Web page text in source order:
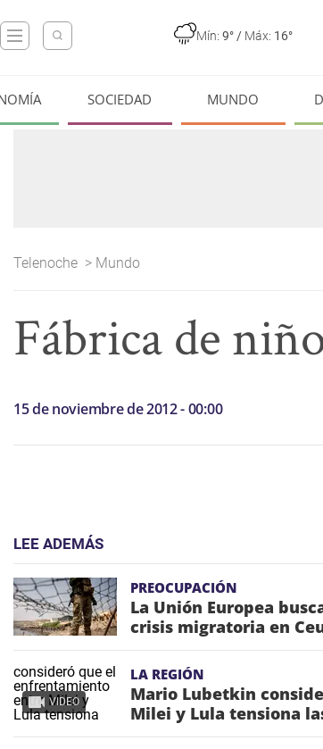
Mín: 9° / Máx: 16°
SOCIEDAD MUNDO
Telenoche > Mundo
Fábrica de
15 de noviembre de 2012 - 00:00
LEE ADEMÁS
PREOCUPACIÓN
La Unión Europea
crisis migratoria en
VIDEO
LA REGIÓN
Mario Lubetkin
Milei y Lula tensiona